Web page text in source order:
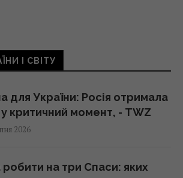
І СВІТУ
для України: Росія отримала
критичний момент, - TWZ
2026
на три Спаси: яких